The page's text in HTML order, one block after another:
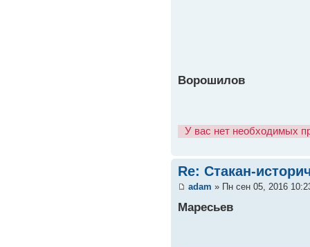
Ворошилов
У вас нет необходимых
Re: Стакан-
adam » Пн сен 05, 2016
Маресьев